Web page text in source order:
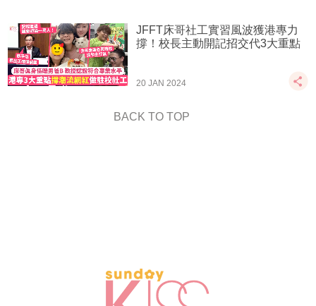
JFFT床哥社工實習風波獲港專力
撐！校長主動開記招交代3大重點
20 JAN 2024
BACK TO TOP